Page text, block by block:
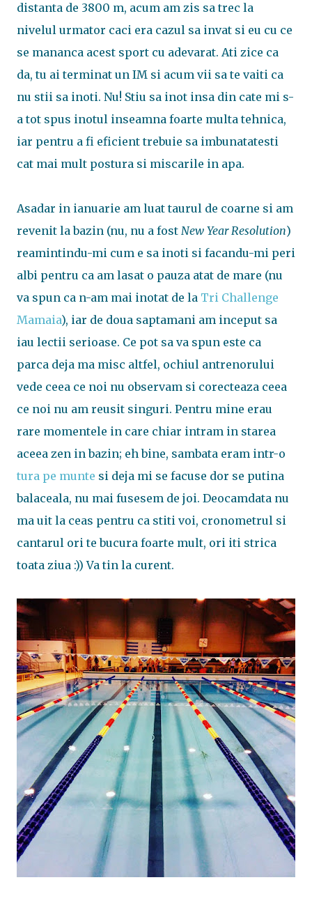
distanta de 3800 m, acum am zis sa trec la
nivelul urmator caci era cazul sa invat si eu cu ce
se mananca acest sport cu adevarat. Ati zice ca
da, tu ai terminat un IM si acum vii sa te vaiti ca
nu stii sa inoti. Nu! Stiu sa inot insa din cate mi s-
a tot spus inotul inseamna foarte multa tehnica,
iar pentru a fi eficient trebuie sa imbunatatesti
cat mai mult postura si miscarile in apa.
Asadar in ianuarie am luat taurul de coarne si am
revenit la bazin (nu, nu a fost New Year Resolution)
reamintindu-mi cum e sa inoti si facandu-mi peri
albi pentru ca am lasat o pauza atat de mare (nu
va spun ca n-am mai inotat de la Tri Challenge
Mamaia), iar de doua saptamani am inceput sa
iau lectii serioase. Ce pot sa va spun este ca
parca deja ma misc altfel, ochiul antrenorului
vede ceea ce noi nu observam si corecteaza ceea
ce noi nu am reusit singuri. Pentru mine erau
rare momentele in care chiar intram in starea
aceea zen in bazin; eh bine, sambata eram intr-o
tura pe munte si deja mi se facuse dor se putina
balaceala, nu mai fusesem de joi. Deocamdata nu
ma uit la ceas pentru ca stiti voi, cronometrul si
cantarul ori te bucura foarte mult, ori iti strica
toata ziua :)) Va tin la curent.